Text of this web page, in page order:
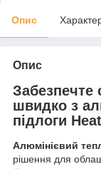
Опис
Опис
Забезпечте
швидко з
підлоги
Алюмінієвий
рішення для